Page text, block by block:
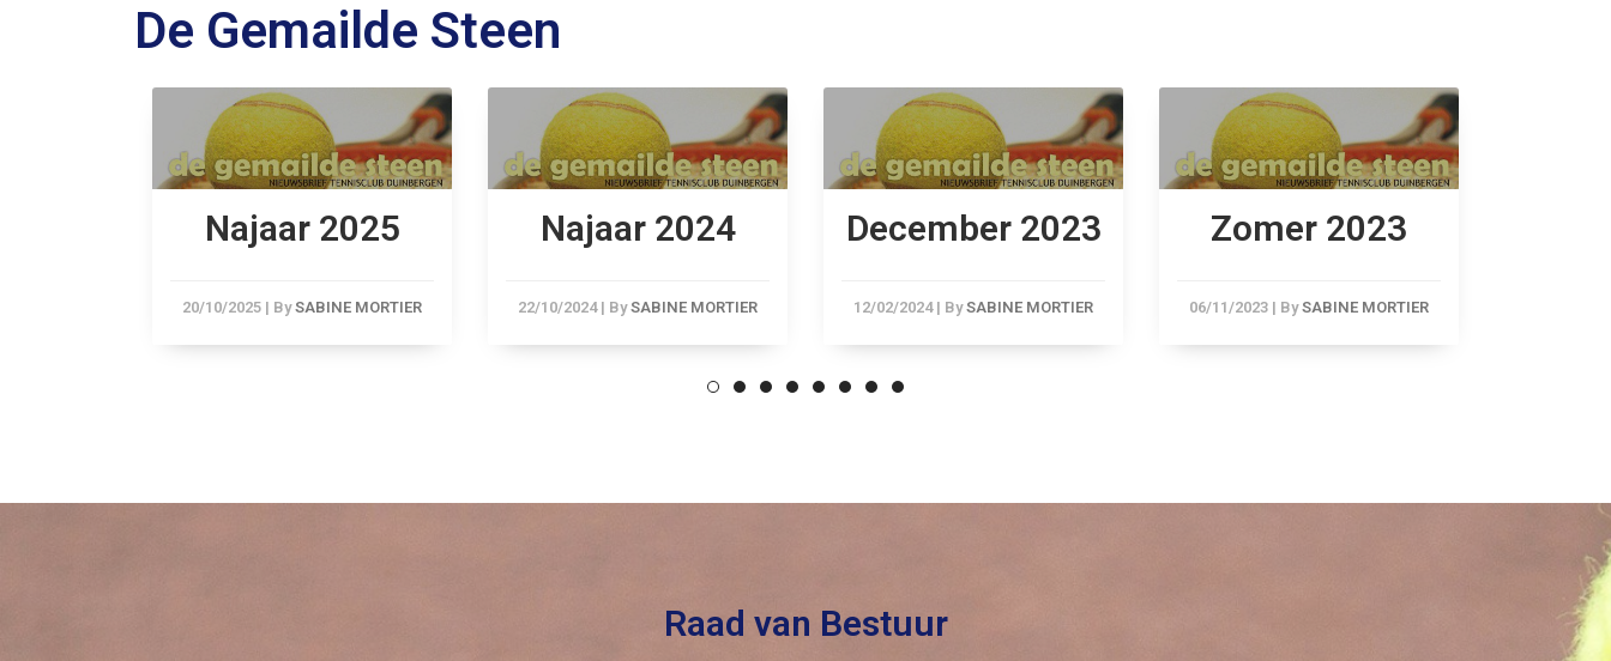
De Gemailde Steen
Najaar 2025
20/10/2025 | BySABINE MORTIER
Najaar 2024
22/10/2024| BySABINE MORTIER
December 2023
12/02/2024| BySABINE MORTIER
Zomer 2023
06/11/2023 | BySABINE MORTIER
Raad van Bestuur